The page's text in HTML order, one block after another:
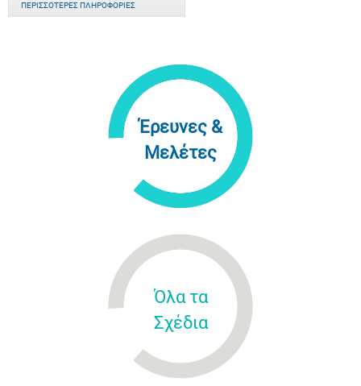
ΠΕΡΙΣΣΌΤΕΡΕΣ ΠΛΗΡΟΦΟΡΊΕΣ
Έρευνες &
Μελέτες
Όλα τα
Σχέδια